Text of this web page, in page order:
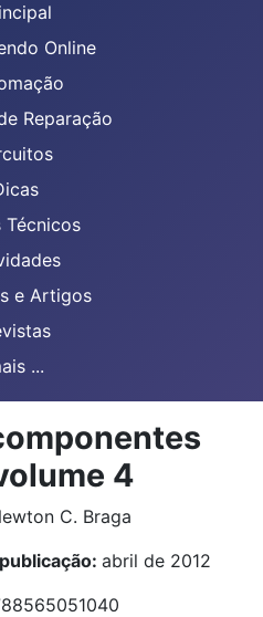
Online
Reparação
Técnicos
e Artigos
...
4
C. Braga
abril de 2012